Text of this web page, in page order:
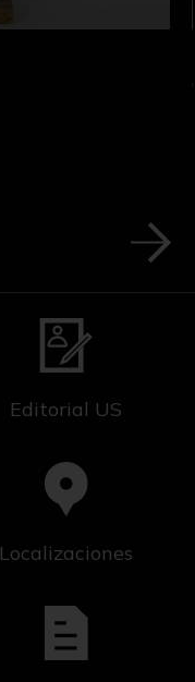
Editorial US
Localizaciones